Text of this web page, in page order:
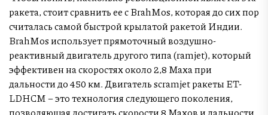
ракета, стоит сравнить ее с BrahMos, которая до сих пор
считалась самой быстрой крылатой ракетой Индии.
BrahMos использует прямоточный воздушно-
реактивный двигатель другого типа (ramjet), который
эффективен на скоростях около 2,8 Маха при
дальности до 450 км. Двигатель scramjet ракеты ET-
LDHCM – это технология следующего поколения,